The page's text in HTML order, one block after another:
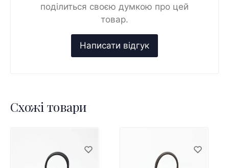
поділиться своєю думкою про цей
товар.
Схожі товари